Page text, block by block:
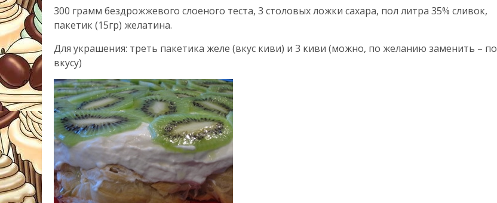
300 грамм бездрожжевого слоеного теста, 3 столовых ложки сахара, пол литра 35% сливок,
пакетик (15гр) желатина.
Для украшения: треть пакетика желе (вкус киви) и 3 киви (можно, по желанию заменить – по
вкусу)